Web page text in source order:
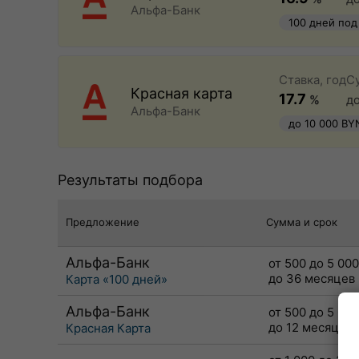
Альфа-Банк
100 дней
Красная карта
Альфа-Банк
Ставка, год
17.7 %
до
до 10 000
Результаты подбора
Предложение Сумма и срок
Альфа-Банк
Карта «100 дней»
от 500 до 5
до 36 месяцев
Альфа-Банк
Красная Карта
от 500 до 5 000
до 12 месяцев